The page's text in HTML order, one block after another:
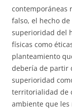
contemporáneas
falso, el hecho
superioridad del
físicas como
planteamiento
debería de partir
superioridad
territorialidad de
ambiente que les